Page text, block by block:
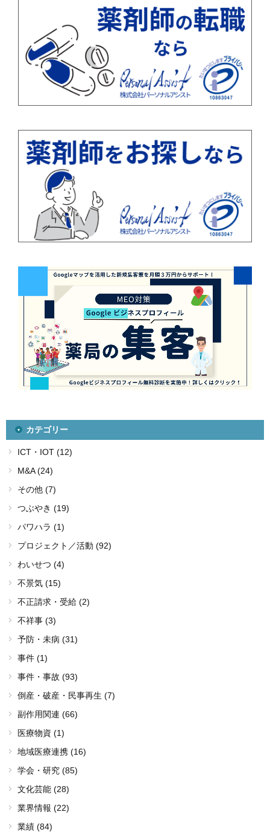
カテゴリー
ICT・IOT (12)
M&A (24)
その他 (7)
つぶやき (19)
パワハラ (1)
プロジェクト／活動 (92)
わいせつ (4)
不景気 (15)
不正請求・受給 (2)
不祥事 (3)
予防・未病 (31)
事件 (1)
事件・事故 (93)
倒産・破産・民事再生 (7)
副作用関連 (66)
医療物資 (1)
地域医療連携 (16)
学会・研究 (85)
文化芸能 (28)
業界情報 (22)
業績 (84)